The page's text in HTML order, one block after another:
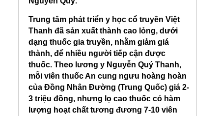
Trung tâm phát triển y học cổ truyền Việt
Thanh đã sản xuất thành cao lỏng, dưới
dạng thuốc gia truyền, nhằm giảm giá
thành, để nhiều người tiếp cận được
thuốc. Theo lương y Nguyễn Quý Thanh,
mỗi viên thuốc An cung ngưu hoàng hoàn
của Đồng Nhân Đường (Trung Quốc) giá 2-
3 triệu đồng, nhưng lọ cao thuốc có hàm
lượng hoạt chất tương đương 7-10 viên